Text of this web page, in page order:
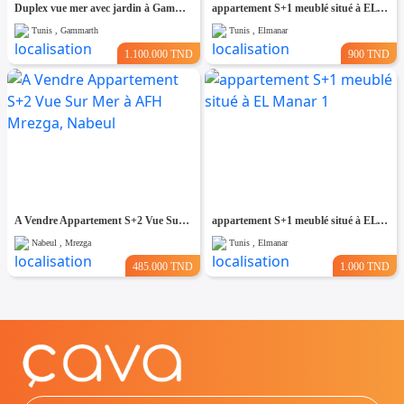
Duplex vue mer avec jardin à Gammarth
Tunis , Gammarth
1.100.000 TND
appartement S+1 meublé situé à EL Manar 1
Tunis , Elmanar
900 TND
A Vendre Appartement S+2 Vue Sur Mer à AFH Mrezga, Nabeul
Nabeul , Mrezga
485.000 TND
appartement S+1 meublé situé à EL Manar 1
Tunis , Elmanar
1.000 TND